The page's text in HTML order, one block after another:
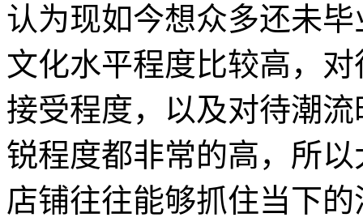
认为现如今想众多还未
文化水平程度比较高，
接受程度，以及对待潮
锐程度都非常的高，所
店铺往往能够抓住当下